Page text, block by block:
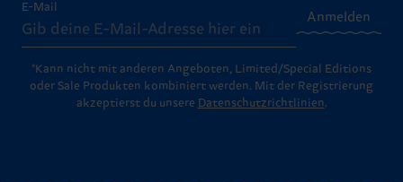
E-Mail
Anmelden
*Kann nicht mit anderen Angeboten, Limited/Special Editions
oder Sale Produkten kombiniert werden. Mit der Registrierung
akzeptierst du unsere Datenschutzrichtlinien.